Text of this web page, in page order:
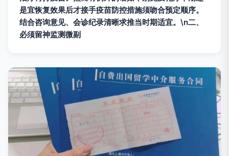
是宜恢复效果后才接手疫苗防控措施须吻合预定顺序。
结合咨询意见、会诊纪录清晰求推当时期适宜。\n二、
必须留神监测微副